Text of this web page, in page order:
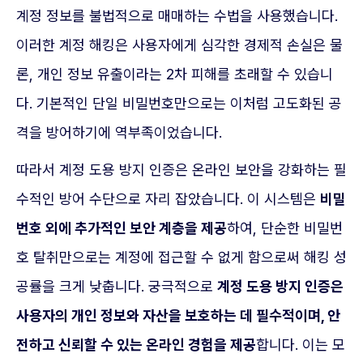
계정 정보를 불법적으로 매매하는 수법을 사용했습니다.
이러한 계정 해킹은 사용자에게 심각한 경제적 손실은 물
론, 개인 정보 유출이라는 2차 피해를 초래할 수 있습니
다. 기본적인 단일 비밀번호만으로는 이처럼 고도화된 공
격을 방어하기에 역부족이었습니다.
따라서 계정 도용 방지 인증은 온라인 보안을 강화하는 필
수적인 방어 수단으로 자리 잡았습니다. 이 시스템은 비밀
번호 외에 추가적인 보안 계층을 제공하여, 단순한 비밀번
호 탈취만으로는 계정에 접근할 수 없게 함으로써 해킹 성
공률을 크게 낮춥니다. 궁극적으로 계정 도용 방지 인증은
사용자의 개인 정보와 자산을 보호하는 데 필수적이며, 안
전하고 신뢰할 수 있는 온라인 경험을 제공합니다. 이는 모